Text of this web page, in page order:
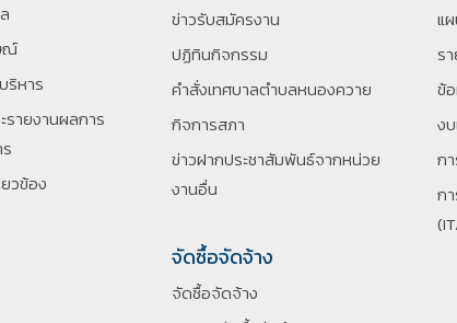
ณ์
ริหาร
รายงานผลการ
วข้อง
ข่าวรับสมัครงาน
ปฏิทินกิจกรรม
คำสั่งเทศบาลตำบลหนองควาย
กิจการสภา
ข่าวฝากประชาสัมพันธ์จากหน่วย
งานอื่น
จัดซื้อจัดจ้าง
จัดซื้อจัดจ้าง
แ
ร
ข้
ง
ก
ก